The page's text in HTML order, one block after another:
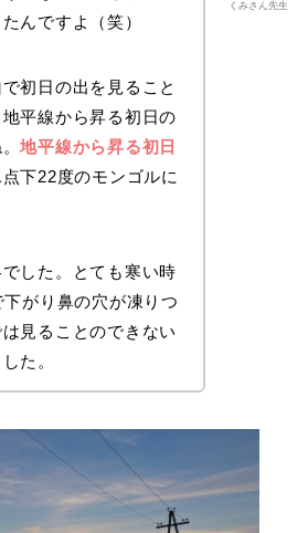
くみさん先生
んですよ（笑）
初日の出を見ること
平線から昇る初日の
地平線から昇る初日
点下22度のモンゴルに
した。とても寒い時
がり鼻の穴が凍りつ
見ることのできない
た。